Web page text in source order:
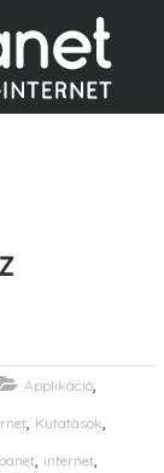
Applikáció,
, Kutatások,
, internet,